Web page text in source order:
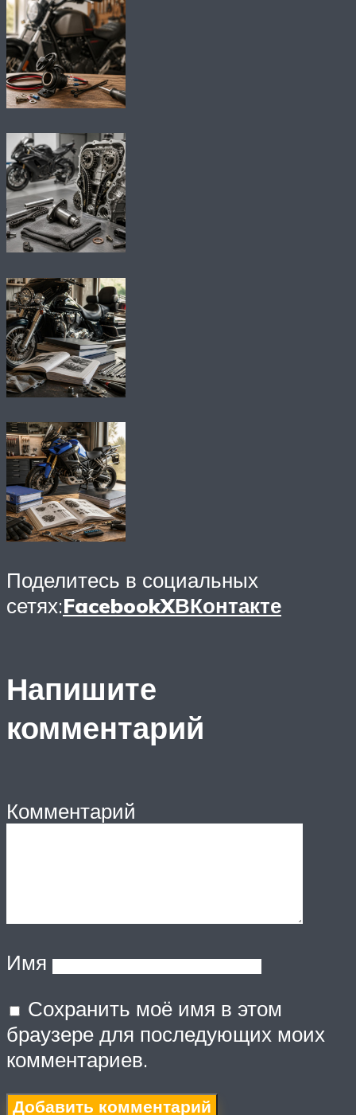
Поделитесь в социальных
сетях:FacebookXВКонтакте
Напишите
комментарий
Комментарий
Имя
Сохранить моё имя в этом
браузере для последующих моих
комментариев.